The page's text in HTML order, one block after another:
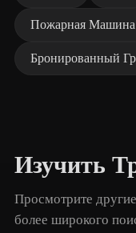
Пожарная Машина
Бронированный
Изучить
Просмотрите
более широкого